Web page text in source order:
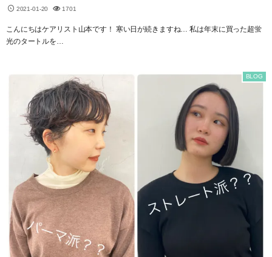
2021-01-20 1701
こんにちはケアリスト山本です！ 寒い日が続きますね… 私は年末に買った超蛍
光のタートルを…
BLOG